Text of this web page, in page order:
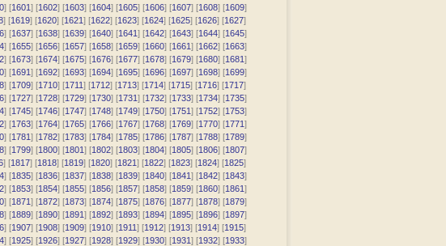
] [1601] [1602] [1603] [1604] [1605] [1606] [1607] [1608] [1609]
] [1619] [1620] [1621] [1622] [1623] [1624] [1625] [1626] [1627]
] [1637] [1638] [1639] [1640] [1641] [1642] [1643] [1644] [1645]
] [1655] [1656] [1657] [1658] [1659] [1660] [1661] [1662] [1663]
] [1673] [1674] [1675] [1676] [1677] [1678] [1679] [1680] [1681]
] [1691] [1692] [1693] [1694] [1695] [1696] [1697] [1698] [1699]
] [1709] [1710] [1711] [1712] [1713] [1714] [1715] [1716] [1717]
] [1727] [1728] [1729] [1730] [1731] [1732] [1733] [1734] [1735]
] [1745] [1746] [1747] [1748] [1749] [1750] [1751] [1752] [1753]
] [1763] [1764] [1765] [1766] [1767] [1768] [1769] [1770] [1771]
] [1781] [1782] [1783] [1784] [1785] [1786] [1787] [1788] [1789]
] [1799] [1800] [1801] [1802] [1803] [1804] [1805] [1806] [1807]
] [1817] [1818] [1819] [1820] [1821] [1822] [1823] [1824] [1825]
] [1835] [1836] [1837] [1838] [1839] [1840] [1841] [1842] [1843]
] [1853] [1854] [1855] [1856] [1857] [1858] [1859] [1860] [1861]
] [1871] [1872] [1873] [1874] [1875] [1876] [1877] [1878] [1879]
] [1889] [1890] [1891] [1892] [1893] [1894] [1895] [1896] [1897]
] [1907] [1908] [1909] [1910] [1911] [1912] [1913] [1914] [1915]
] [1925] [1926] [1927] [1928] [1929] [1930] [1931] [1932] [1933]